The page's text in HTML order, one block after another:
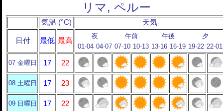
リマ, ペルー
気温 (°C) 天気
日付 最低 最高
夜 午前 午後
夕
01-04 04-07 07-10 10-13 13-16 16-19 19-22 22-01
07 金曜日 17 22
08 土曜日 17 23
09 日曜日 17 22